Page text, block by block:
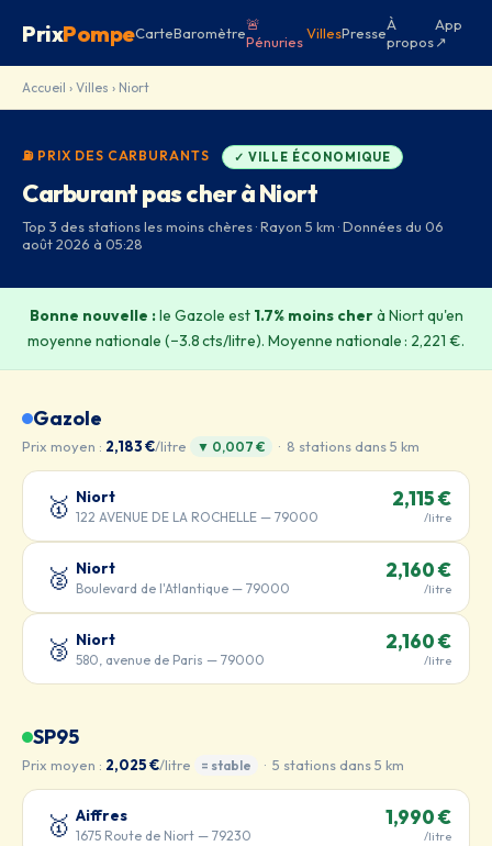
PrixPompeCarteBaromètre🚨
Pénuries VillesPresseÀ
propos
App
↗
Accueil › Villes › Niort
⛽ PRIX DES CARBURANTS ✓ VILLE ÉCONOMIQUE
Carburant pas cher à Niort
Top 3 des stations les moins chères · Rayon 5 km · Données du 06
août 2026 à 05:28
Bonne nouvelle :le Gazole est 1.7% moins cherà Niort qu'en
moyenne nationale (−3.8 cts/litre). Moyenne nationale : 2,221 €.
Gazole
Prix moyen : 2,183 €/litre ▼ 0,007 € · 8 stations dans 5 km
🥇 Niort
122 AVENUE DE LA ROCHELLE — 79000
2,115 €
/litre
🥈 Niort
Boulevard de l'Atlantique — 79000
2,160 €
/litre
🥉 Niort
580, avenue de Paris — 79000
2,160 €
/litre
SP95
Prix moyen : 2,025 €/litre = stable · 5 stations dans 5 km
🥇 Aiffres
1675 Route de Niort — 79230
1,990 €
/litre